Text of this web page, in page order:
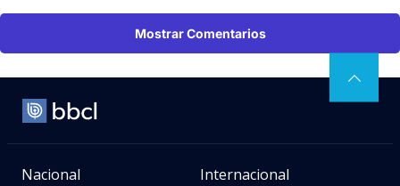
Mostrar Comentarios
Nacional Internacional